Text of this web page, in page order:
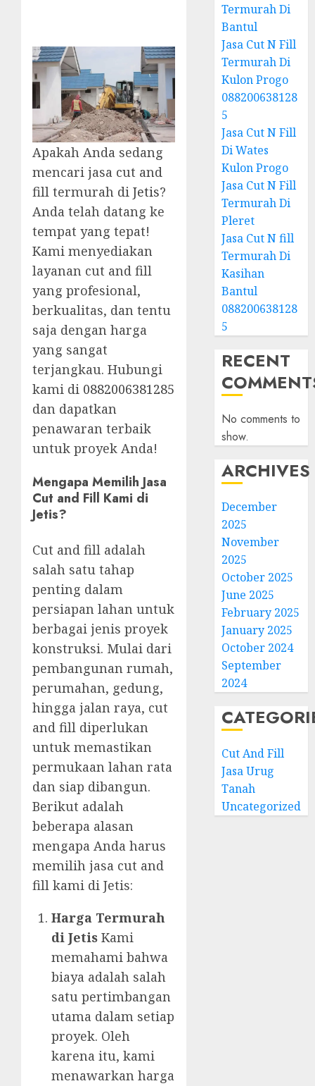
Apakah Anda sedang
mencari jasa cut and
fill termurah di Jetis?
Anda telah datang ke
tempat yang tepat!
Kami menyediakan
layanan cut and fill
yang profesional,
berkualitas, dan tentu
saja dengan harga
yang sangat
terjangkau. Hubungi
kami di 0882006381285
dan dapatkan
penawaran terbaik
untuk proyek Anda!
Mengapa Memilih Jasa
Cut and Fill Kami di
Jetis?
Cut and fill adalah
salah satu tahap
penting dalam
persiapan lahan untuk
berbagai jenis proyek
konstruksi. Mulai dari
pembangunan rumah,
perumahan, gedung,
hingga jalan raya, cut
and fill diperlukan
untuk memastikan
permukaan lahan rata
dan siap dibangun.
Berikut adalah
beberapa alasan
mengapa Anda harus
memilih jasa cut and
fill kami di Jetis:
Harga Termurah
di Jetis Kami
memahami bahwa
biaya adalah salah
satu pertimbangan
utama dalam setiap
proyek. Oleh
karena itu, kami
menawarkan harga
Termurah Di
Bantul
Jasa Cut N Fill
Termurah Di
Kulon Progo
088200638128
5
Jasa Cut N Fill
Di Wates
Kulon Progo
Jasa Cut N Fill
Termurah Di
Pleret
Jasa Cut N fill
Termurah Di
Kasihan
Bantul
088200638128
5
RECENT
No comments to
show.
ARCHIVES
December
2025
November
2025
October 2025
June 2025
February 2025
January 2025
October 2024
September
2024
Cut And Fill
Jasa Urug
Tanah
Uncategorized